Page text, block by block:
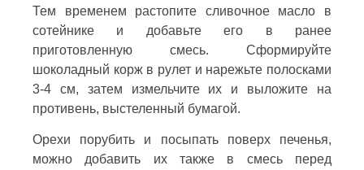
Тем временем растопите сливочное масло в
сотейнике и добавьте его в ранее
приготовленную смесь. Сформируйте
шоколадный корж в рулет и нарежьте полосками
3-4 см, затем измельчите их и выложите на
противень, выстеленный бумагой.
Орехи порубить и посыпать поверх печенья,
можно добавить их также в смесь перед